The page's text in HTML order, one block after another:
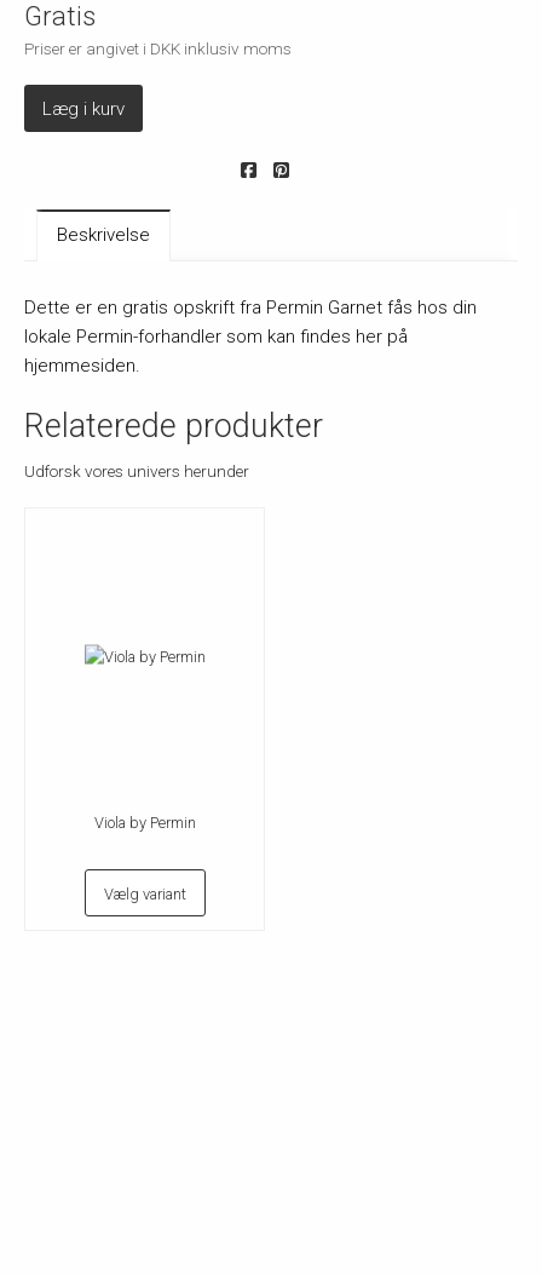
Gratis
Priser er angivet i DKK inklusiv moms
Læg i kurv
Beskrivelse
Dette er en gratis opskrift fra Permin Garnet fås hos din
lokale Permin-forhandler som kan findes her på
hjemmesiden.
Relaterede produkter
Udforsk vores univers herunder
Viola by Permin
Vælg variant